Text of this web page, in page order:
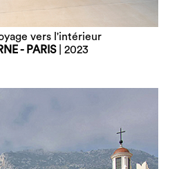
vers l'intérieur
- PARIS| 2023